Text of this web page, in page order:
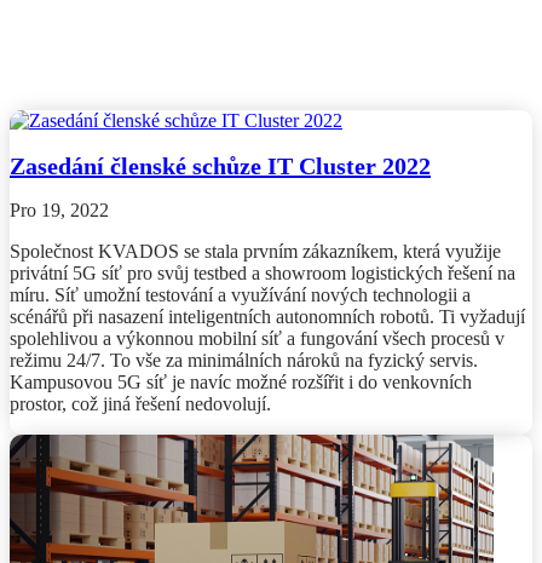
Zasedání členské schůze IT Cluster 2022
Pro 19, 2022
Společnost KVADOS se stala prvním zákazníkem, která využije
privátní 5G síť pro svůj testbed a showroom logistických řešení na
míru. Síť umožní testování a využívání nových technologii a
scénářů při nasazení inteligentních autonomních robotů. Ti vyžadují
spolehlivou a výkonnou mobilní síť a fungování všech procesů v
režimu 24/7. To vše za minimálních nároků na fyzický servis.
Kampusovou 5G síť je navíc možné rozšířit i do venkovních
prostor, což jiná řešení nedovolují.